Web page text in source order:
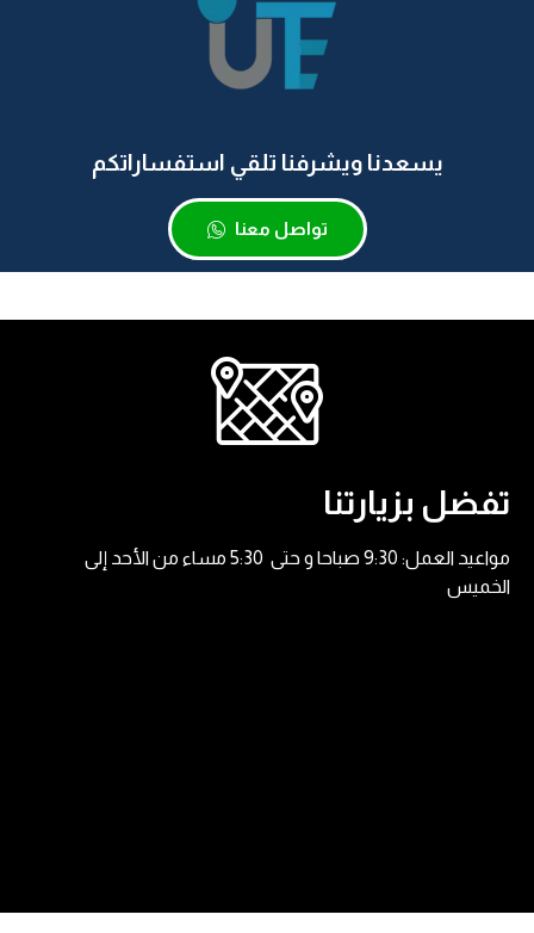
يسعدنا ويشرفنا تلقي استفساراتكم
تواصل معنا
تفضل بزيارتنا
مواعيد العمل: 9:30 صباحا و حتى 5:30 مساء من الأحد إلى
الخميس